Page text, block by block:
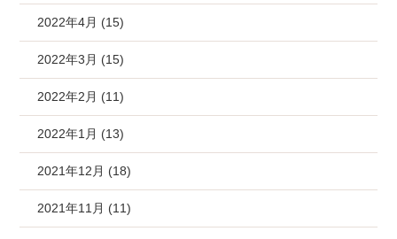
2022年4月 (15)
2022年3月 (15)
2022年2月 (11)
2022年1月 (13)
2021年12月 (18)
2021年11月 (11)